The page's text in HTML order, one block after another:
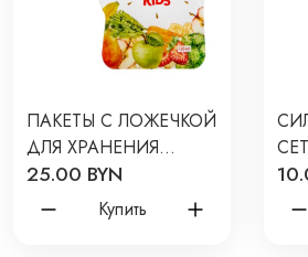
ПАКЕТЫ С ЛОЖЕЧКОЙ
ДЛЯ ХРАНЕНИЯ
ФРУКТОВОГО ПЮРЕ 5
ШТ RPCK-002
25.00 BYN
Купить